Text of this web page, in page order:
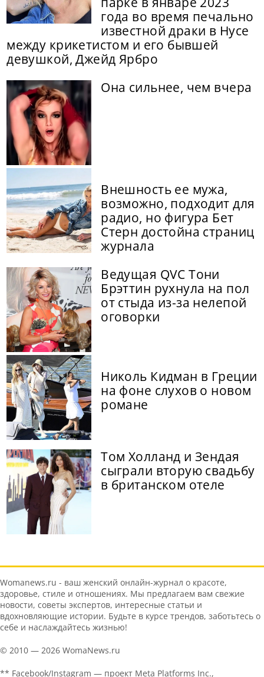
года во время печально
известной драки в Нусе
между крикетистом и его бывшей
девушкой, Джейд Ярбро
Она сильнее, чем вчера
Внешность ее мужа,
возможно, подходит для
радио, но фигура Бет
Стерн достойна страниц
журнала
Ведущая QVC Тони
Брэттин рухнула на пол
от стыда из-за нелепой
оговорки
Николь Кидман в Греции
на фоне слухов о новом
романе
Том Холланд и Зендая
сыграли вторую свадьбу
в британском отеле
Womanews.ru - ваш женский онлайн-журнал о красоте,
здоровье, стиле и отношениях. Мы предлагаем вам свежие
новости, советы экспертов, интересные статьи и
вдохновляющие истории. Будьте в курсе трендов, заботьтесь о
себе и наслаждайтесь жизнью!
© 2010 — 2026 WomaNews.ru
** Facebook/Instagram — проект Meta Platforms Inc.,